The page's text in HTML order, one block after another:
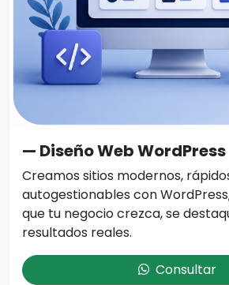
— Diseño Web WordPress
Creamos sitios modernos,
autogestionables con
que tu negocio crezca, se
resultados reales.
Consultar